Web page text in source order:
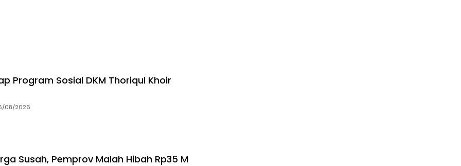
Program Sosial DKM Thoriqul Khoir
08/2026
Susah, Pemprov Malah Hibah Rp35 M